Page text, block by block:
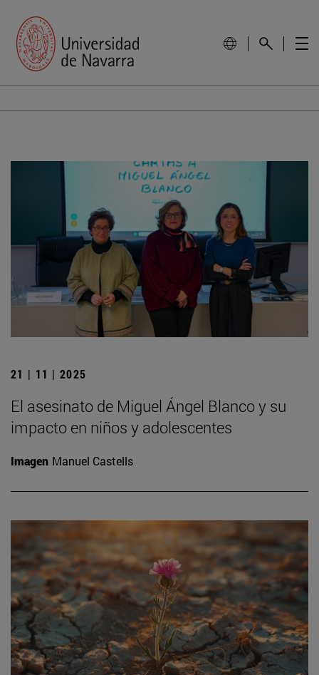
21 | 11 | 2025
El asesinato de Miguel Ángel Blanco y su
impacto en niños y adolescentes
Imagen Manuel Castells